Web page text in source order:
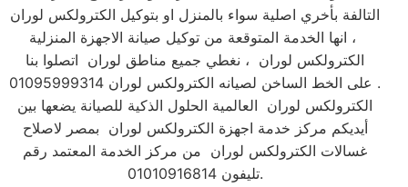
التالفة بأخري اصلية سواء بالمنزل او بتوكيل الكترولكس لوران
، انها الخدمة المتوقعة من توكيل صيانة الاجهزة المنزلية
الكترولكس لوران ، نغطي جميع مناطق لوران اتصلوا بنا
على الخط الساخن لصيانه الكترولكس لوران 01095999314 .
الكترولكس لوران العالمية الحلول الذكية للصيانة يضعها بين
أيديكم مركز خدمة اجهزة الكترولكس لوران بمصر لاصلاح
غسالات الكترولكس لوران من مركز الخدمة المعتمد رقم
تليفون 01010916814.